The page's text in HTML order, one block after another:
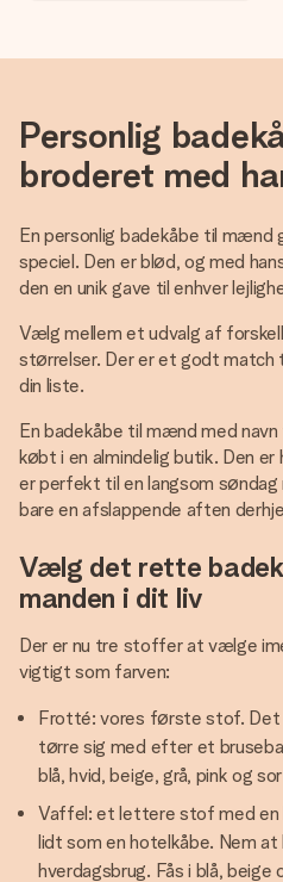
Personlig
broderet med
En personlig badekåbe til mænd
speciel. Den er blød, og med
den en unik gave til enhver
Vælg mellem et udvalg af
størrelser. Der er et godt match
din liste.
En badekåbe til mænd med
købt i en almindelig butik. Den er
er perfekt til en langsom
bare en afslappende aften
Vælg det rette
manden i dit liv
Der er nu tre stoffer at vælge
vigtigt som farven:
Frotté: vores første stof.
tørre sig med efter et
blå, hvid, beige, grå, pink og
Vaffel: et lettere stof med
lidt som en hotelkåbe. Nem at
hverdagsbrug. Fås i blå, beige